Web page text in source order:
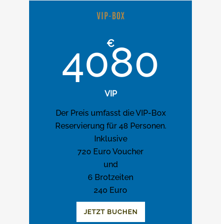
VIP-BOX
€
4080
VIP
Der Preis umfasst die VIP-Box
Reservierung für 48 Personen.
Inklusive
720 Euro Voucher
und
6 Brotzeiten
240 Euro
JETZT BUCHEN